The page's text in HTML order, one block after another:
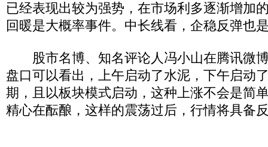
已经表现出较为强势，在市场利多逐渐增加
回暖是大概率事件。中长线看，企稳反弹也
股市名博、知名评论人冯小山在腾讯微
盘口可以看出，上午启动了水泥，下午启动
期，且以板块模式启动，这种上涨不会是简
精心在酝酿，这样的震荡过后，行情将具备